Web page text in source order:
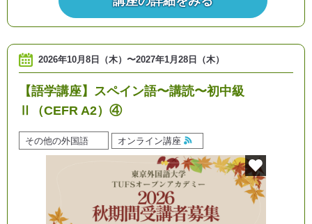
2026年10月8日（木） 〜2027年1月28日（木）
【語学講座】スペイン語〜講読〜初中級
Ⅱ（CEFR A2）④
その他の外国語 オンライン講座